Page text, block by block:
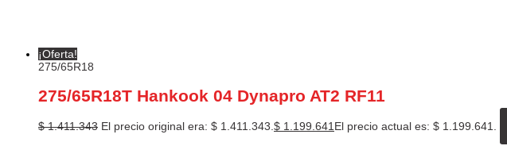
¡Oferta!
275/65R18
275/65R18T Hankook 04 Dynapro AT2 RF11
$1.411.343 El precio original era: $ 1.411.343.$ 1.199.641El precio actual es: $ 1.199.641.